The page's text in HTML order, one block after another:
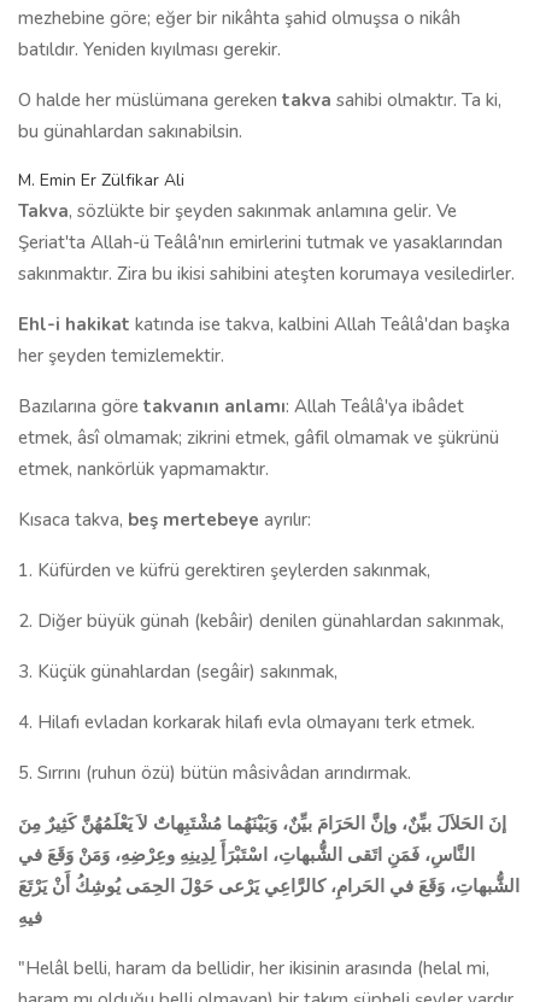
mezhebine göre; eğer bir nikâhta şahid olmuşsa o nikâh
batıldır. Yeniden kıyılması gerekir.
O halde her müslümana gereken takva sahibi olmaktır. Ta ki,
bu günahlardan sakınabilsin.
M. Emin Er Zülfikar Ali
Takva, sözlükte bir şeyden sakınmak anlamına gelir. Ve
Şeriat'ta Allah-ü Teâlâ'nın emirlerini tutmak ve yasaklarından
sakınmaktır. Zira bu ikisi sahibini ateşten korumaya vesiledirler.
Ehl-i hakikat katında ise takva, kalbini Allah Teâlâ'dan başka
her şeyden temizlemektir.
Bazılarına göre takvanın anlamı: Allah Teâlâ'ya ibâdet
etmek, âsî olmamak; zikrini etmek, gâfil olmamak ve şükrünü
etmek, nankörlük yapmamaktır.
Kısaca takva, beş mertebeye ayrılır:
1. Küfürden ve küfrü gerektiren şeylerden sakınmak,
2. Diğer büyük günah (kebâir) denilen günahlardan sakınmak,
3. Küçük günahlardan (segâir) sakınmak,
4. Hilafı evladan korkarak hilafı evla olmayanı terk etmek.
5. Sırrını (ruhun özü) bütün mâsivâdan arındırmak.
إنَ الحَلاَلَ بيِّنٌ، وإنَّ الحَرَامَ بيِّنٌ، وَبَيْنَهُما مُشْتَبِهاتٌ لاَ يَعْلَمُهُنَّ كَثِيرٌ مِنَ
النَّاسِ، فَمَنِ اتَقى الشُّبهاتِ، اسْتَبْرَأَ لِدِينِهِ وعِرْضِهِ، وَمَنْ وَقَعَ في
الشُّبهاتِ، وَقَعَ في الحَرامِ، كالرَّاعِي يَرْعى حَوْلَ الحِمَى يُوشِكُ أَنْ يَرْتَعَ
فيهِ
"Helâl belli, haram da bellidir, her ikisinin arasında (helal mi,